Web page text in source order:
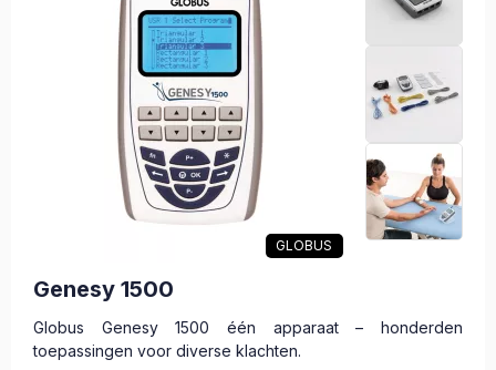
GLOBUS
Genesy 1500
Globus Genesy 1500 één apparaat – honderden
toepassingen voor diverse klachten.